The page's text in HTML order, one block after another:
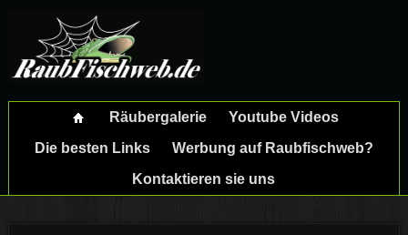
Räubergalerie
Youtube Videos
Die besten Links
Werbung auf Raubfischweb?
Kontaktieren sie uns